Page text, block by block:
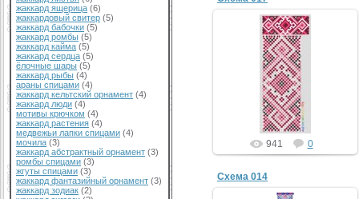
жаккард ящерица (6)
жаккардовый свитер (5)
жаккард бабочки (5)
жаккард ромбы (5)
жаккард кайма (5)
жаккард сердца (5)
ёлочные шары (5)
жаккард рыбы (4)
араны спицами (4)
жаккард кельтский орнамент (4)
жаккард люди (4)
мотивы крючком (4)
жаккард растения (4)
медвежьи лапки спицами (4)
мочила (3)
жаккард абстрактный орнамент (3)
ромбы спицами (3)
жгуты спицами (3)
жаккард фантазийный орнамент (3)
жаккард зодиак (2)
941 0
Схема 014